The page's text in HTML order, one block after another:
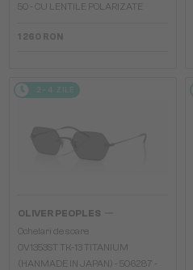
50 - CU LENTILE POLARIZATE
1 260 RON
2-4 ZILE
OLIVER PEOPLES
Ochelari de soare
OV1353ST TK-13 TITANIUM
(HANMADE IN JAPAN) - 506287 -